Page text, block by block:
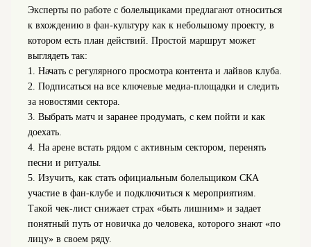
Эксперты по работе с болельщиками предлагают относиться
к вхождению в фан‑культуру как к небольшому проекту, в
котором есть план действий. Простой маршрут может
выглядеть так:
1. Начать с регулярного просмотра контента и лайвов клуба.
2. Подписаться на все ключевые медиа‑площадки и следить
за новостями сектора.
3. Выбрать матч и заранее продумать, с кем пойти и как
доехать.
4. На арене встать рядом с активным сектором, перенять
песни и ритуалы.
5. Изучить, как стать официальным болельщиком СКА
участие в фан-клубе и подключиться к мероприятиям.
Такой чек‑лист снижает страх «быть лишним» и задает
понятный путь от новичка до человека, которого знают «по
лицу» в своем ряду.